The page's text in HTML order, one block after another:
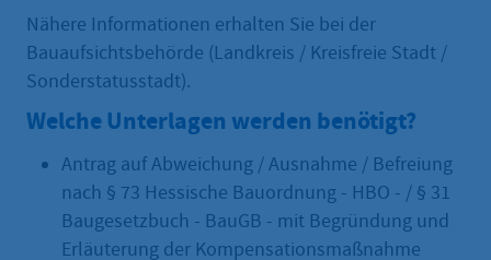
Nähere Informationen erhalten Sie bei der
Bauaufsichtsbehörde (Landkreis / Kreisfreie Stadt /
Sonderstatusstadt).
Welche Unterlagen werden benötigt?
Antrag auf Abweichung / Ausnahme / Befreiung
nach § 73 Hessische Bauordnung - HBO - / § 31
Baugesetzbuch - BauGB - mit Begründung und
Erläuterung der Kompensationsmaßnahme